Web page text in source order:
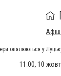
опалюються у
11:00, 10